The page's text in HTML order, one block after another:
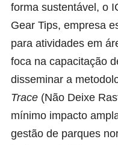
forma sustentável, o
Gear Tips, empresa
para atividades em
foca na capacitação
disseminar a
Trace (Não Deixe
mínimo impacto
gestão de parques